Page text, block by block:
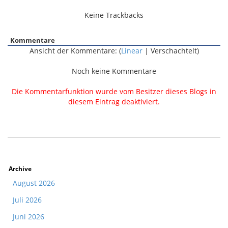
Keine Trackbacks
Kommentare
Ansicht der Kommentare: (Linear| Verschachtelt)
Noch keine Kommentare
Die Kommentarfunktion wurde vom Besitzer dieses Blogs in
diesem Eintrag deaktiviert.
Archive
August 2026
Juli 2026
Juni 2026